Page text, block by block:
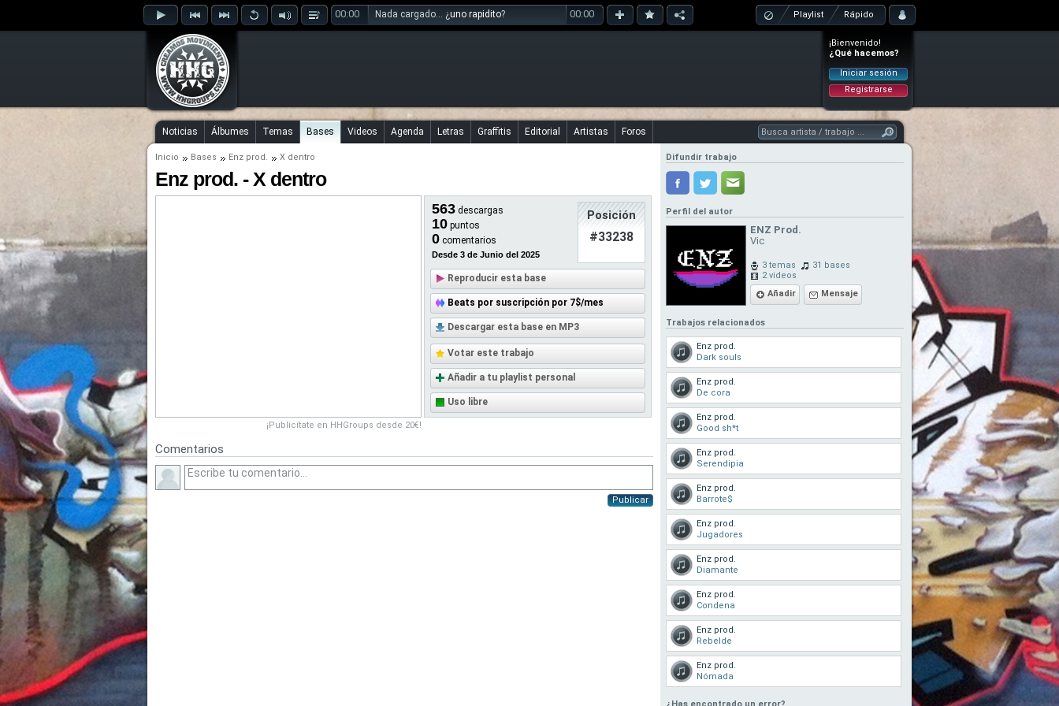
00:00 Nada cargado... ¿uno rapidito? 00:00 Playlist Rápido
¡Bienvenido!
¿Qué hacemos?
Iniciar sesión
Registrarse
Noticias Álbumes Temas Bases Videos Agenda Letras Graffitis Editorial Artistas Foros
Inicio Bases Enz prod. X dentro
Enz prod. - X dentro
¡Publicítate en HHGroups desde 20€!
563 descargas
10 puntos
0 comentarios
Desde 3 de Junio del 2025
Posición
#33238
Reproducir esta base
Beats por suscripción por 7$/mes
Descargar esta base en MP3
Votar este trabajo
Añadir a tu playlist personal
Uso libre
Comentarios
Publicar
Difundir trabajo
Perfil del autor
ENZ Prod.
Vic
3 temas
31 bases
2 videos
Añadir
Mensaje
Trabajos relacionados
Enz prod.
Dark souls
Enz prod.
De cora
Enz prod.
Good sh*t
Enz prod.
Serendipia
Enz prod.
Barrote$
Enz prod.
Jugadores
Enz prod.
Diamante
Enz prod.
Condena
Enz prod.
Rebelde
Enz prod.
Nómada